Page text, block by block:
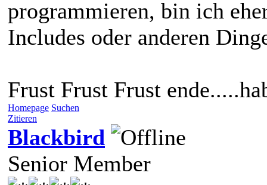
programmieren, bin ich
Includes oder anderen
Frust Frust Frust
Homepage Suchen
Zitieren
Blackbird
Senior Member